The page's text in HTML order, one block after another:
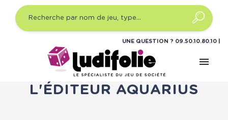
UNE QUESTION ? 09.50.10.80.10
menu
LISTE DES PRODUITS DE
L'ÉDITEUR AQUARIUS